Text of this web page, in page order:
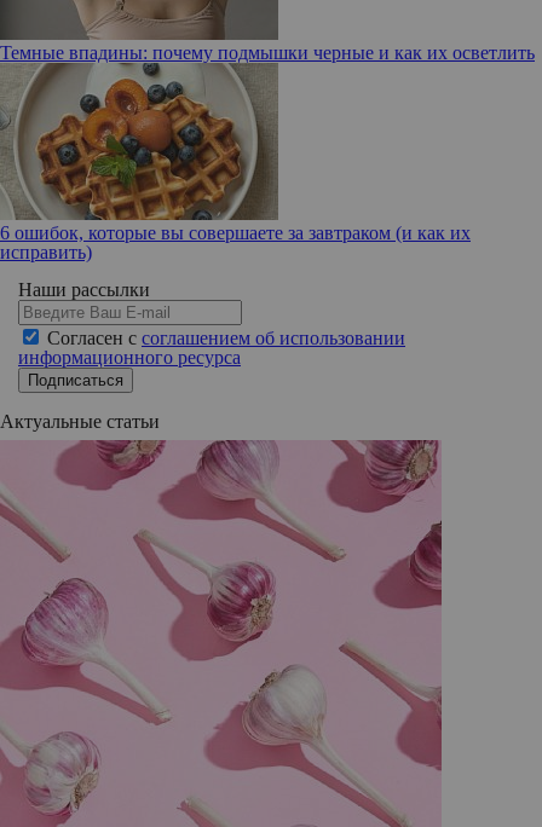
Темные впадины: почему подмышки черные и как их осветлить
6 ошибок, которые вы совершаете за завтраком (и как их
исправить)
Наши рассылки
Согласен с соглашением об использовании
информационного ресурса
Подписаться
Актуальные статьи